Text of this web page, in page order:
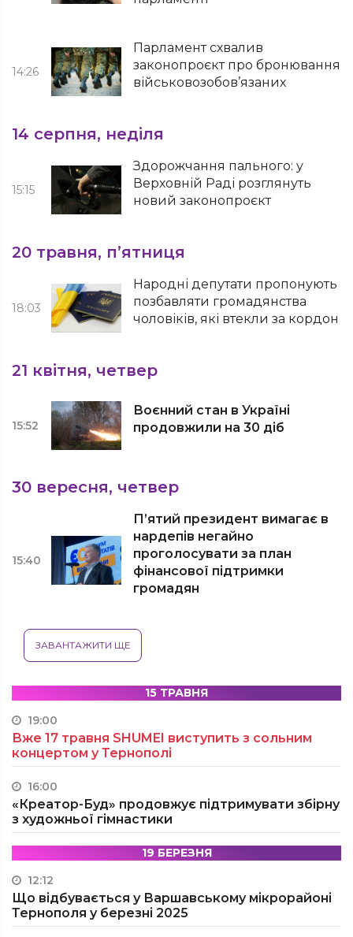
14:26
Парламент схвалив
законопроєкт про бронювання
військовозобов’язаних
14 серпня, неділя
15:15
Здорожчання пального: у
Верховній Раді розглянуть
новий законопроєкт
20 травня, п’ятниця
18:03
Народні депутати пропонують
позбавляти громадянства
чоловіків, які втекли за кордон
21 квітня, четвер
15:52
Воєнний стан в Україні
продовжили на 30 діб
30 вересня, четвер
15:40
П’ятий президент вимагає в
нардепів негайно
проголосувати за план
фінансової підтримки
громадян
ЗАВАНТАЖИТИ ЩЕ
15 ТРАВНЯ
19:00
Вже 17 травня SHUMEI виступить з сольним
концертом у Тернополі
16:00
«Креатор-Буд» продовжує підтримувати збірну
з художньої гімнастики
19 БЕРЕЗНЯ
12:12
Що відбувається у Варшавському мікрорайоні
Тернополя у березні 2025